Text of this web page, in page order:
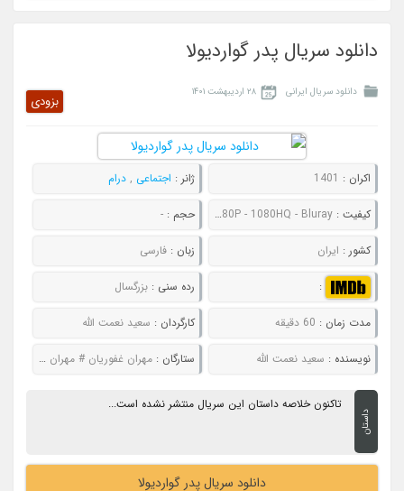
دانلود سریال پدر گواردیولا
دانلود سریال ایرانی ۲۸ اردیبهشت ۱۴۰۱
بزودی
اکران : 1401 ژانر : اجتماعی , درام
کیفیت :480P - 720P - 1080P - 1080HQ - Bluray حجم : -
کشور : ایران زبان : فارسی
: رده سنی : بزرگسال
مدت زمان : 60 دقیقه کارگردان : سعید نعمت الله
نویسنده : سعید نعمت الله ستارگان : مهران غفوریان # مهران مدیری # نرگس محمدی # پریوش نظریه # حمید فرخ نژاد
داستان
تاکنون خلاصه داستان این سریال منتشر نشده است...
دانلود سریال پدر گواردیولا